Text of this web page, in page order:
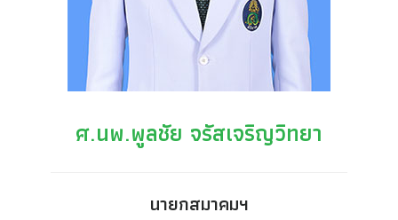
ศ.นพ.พูลชัย จรัสเจริญวิทยา
นายกสมาคมฯ